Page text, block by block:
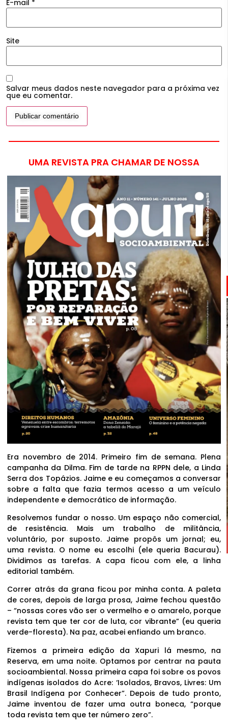
E-mail *
Site
Salvar meus dados neste navegador para a próxima vez
que eu comentar.
UMA REVISTA PRA CHAMAR DE NOSSA
Era novembro de 2014. Primeiro fim de semana. Plena
campanha da Dilma. Fim de tarde na RPPN dele, a Linda
Serra dos Topázios. Jaime e eu começamos a conversar
sobre a falta que fazia termos acesso a um veículo
independente e democrático de informação.
Resolvemos fundar o nosso. Um espaço não comercial,
de resistência. Mais um trabalho de militância,
voluntário, por suposto. Jaime propôs um jornal; eu,
uma revista. O nome eu escolhi (ele queria Bacurau).
Dividimos as tarefas. A capa ficou com ele, a linha
editorial também.
Correr atrás da grana ficou por minha conta. A paleta
de cores, depois de larga prosa, Jaime fechou questão
– “nossas cores vão ser o vermelho e o amarelo, porque
revista tem que ter cor de luta, cor vibrante” (eu queria
verde-floresta). Na paz, acabei enfiando um branco.
Fizemos a primeira edição da Xapuri lá mesmo, na
Reserva, em uma noite. Optamos por centrar na pauta
socioambiental. Nossa primeira capa foi sobre os povos
indígenas isolados do Acre: ‘Isolados, Bravos, Livres: Um
Brasil Indígena por Conhecer”. Depois de tudo pronto,
Jaime inventou de fazer uma outra boneca, “porque
toda revista tem que ter número zero”.